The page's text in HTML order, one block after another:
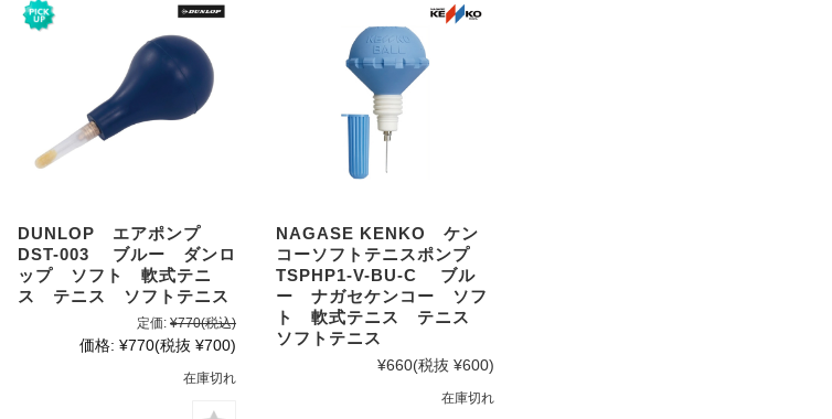
DUNLOP エアポンプ
DST-003 ブルー ダンロ
ップ ソフト 軟式テニ
ス テニス ソフトテニス
定価: ¥770(税込)
価格: ¥770(税抜 ¥700)
在庫切れ
NAGASE KENKO ケン
コーソフトテニスポンプ
TSPHP1-V-BU-C ブル
ー ナガセケンコー ソフ
ト 軟式テニス テニス
ソフトテニス
¥660(税抜 ¥600)
在庫切れ